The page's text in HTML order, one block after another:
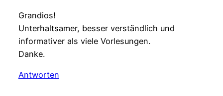
Grandios!
Unterhaltsamer, besser verständlich und
informativer als viele Vorlesungen.
Danke.
Antworten